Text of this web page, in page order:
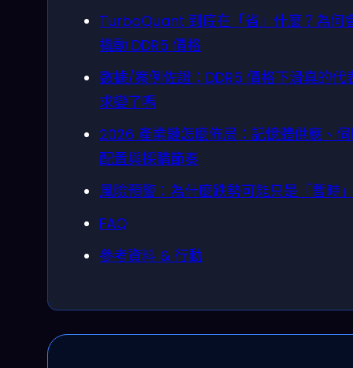
TurboQuant 到底在「省」什麼？為何
撬動 DDR5 價格
數據/案例佐證：DDR5 價格下滑真的代
求變了嗎
2026 產業鏈怎麼佈局：記憶體供應、
配置與採購節奏
風險預警：為什麼跌勢可能只是「暫時
FAQ
參考資料 & 行動